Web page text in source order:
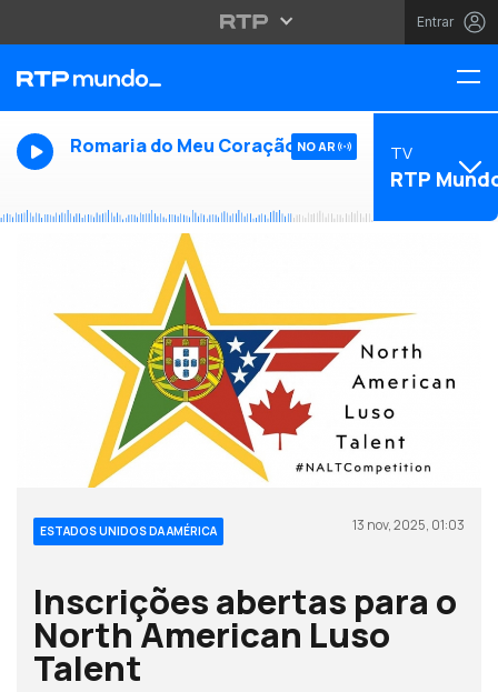
Entrar
Romaria do Meu Coração NO AR TV
RTP
ESTADOS UNIDOS DA AMÉRICA 13 nov, 2025, 01:03
Inscrições abertas para o
North American Luso
Talent